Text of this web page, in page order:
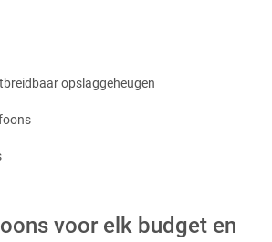
opslaggeheugen
voor elk budget en